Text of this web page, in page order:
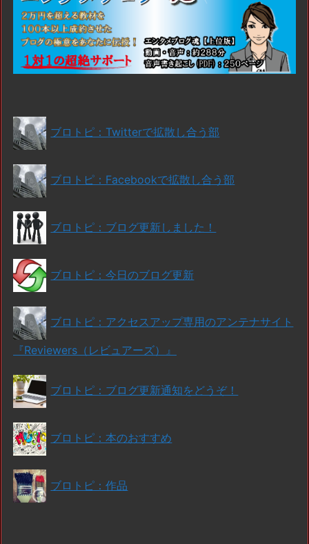
ブロトピ：Twitterで拡散し合う部
ブロトピ：Facebookで拡散し合う部
ブロトピ：ブログ更新しました！
ブロトピ：今日のブログ更新
ブロトピ：アクセスアップ専用のアンテナサイト
『Reviewers（レビュアーズ）』
ブロトピ：ブログ更新通知をどうぞ！
ブロトピ：本のおすすめ
ブロトピ：作品